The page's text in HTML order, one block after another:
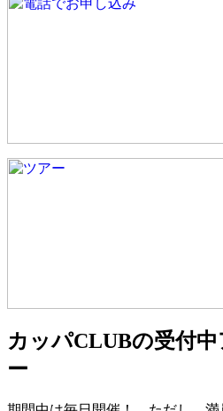
カッパCLUBの受付
ー